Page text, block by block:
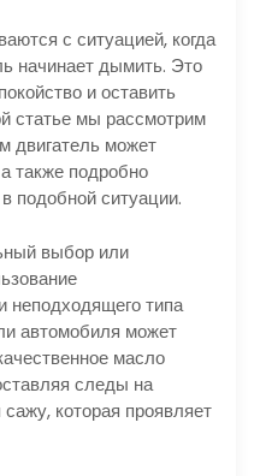
с ситуацией, когда
начинает дымить. Это
и оставить
статье мы рассмотрим
двигатель может
также подробно
подобной ситуации.
выбор или
неподходящего типа
автомобиля может
масло
следы на
которая проявляет